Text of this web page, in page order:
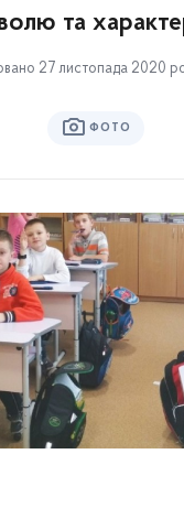
та
27 листопада 2020
ФОТО